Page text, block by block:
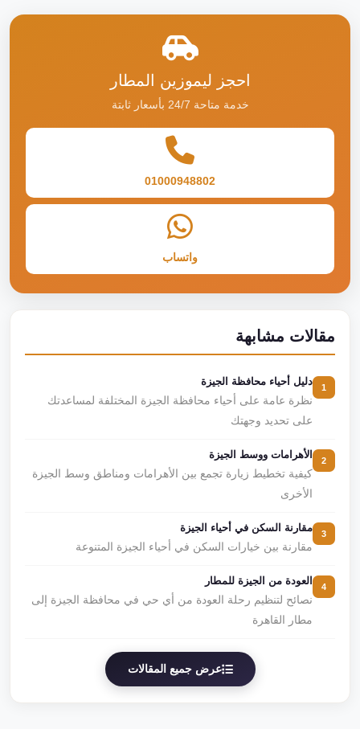
احجز ليموزين المطار
خدمة متاحة 24/7 بأسعار ثابتة
01000948802
واتساب
مقالات مشابهة
دليل أحياء محافظة الجيزة
نظرة عامة على أحياء محافظة الجيزة المختلفة لمساعدتك
على تحديد وجهتك
الأهرامات ووسط الجيزة
كيفية تخطيط زيارة تجمع بين الأهرامات ومناطق وسط الجيزة
الأخرى
مقارنة السكن في أحياء الجيزة
مقارنة بين خيارات السكن في أحياء الجيزة المتنوعة
العودة من الجيزة للمطار
نصائح لتنظيم رحلة العودة من أي حي في محافظة الجيزة إلى
مطار القاهرة
عرض جميع المقالات